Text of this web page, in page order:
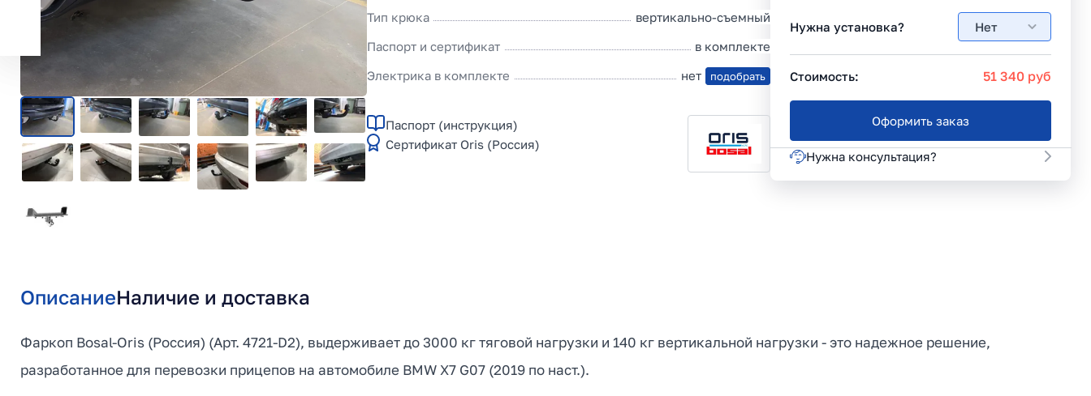
Тип крюка
вертикально-съемный
Паспорт и сертификат
в комплекте
Электрика в комплекте
нет подобрать
Паспорт (инструкция)
Сертификат Oris (Россия)
Нужна установка? Нет
Стоимость: 51 340руб
Оформить заказ
Нужна консультация?
ОписаниеНаличие и доставка
Фаркоп Bosal-Oris (Россия) (Арт. 4721-D2), выдерживает до 3000 кг тяговой нагрузки и 140 кг вертикальной нагрузки - это надежное решение,
разработанное для перевозки прицепов на автомобиле BMW X7 G07 (2019 по наст.).